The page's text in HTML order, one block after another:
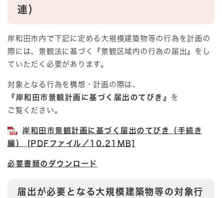
連）
岸和田市内で下記に定める大規模建築物等の行為を計画の
際には、景観法に基づく『景観区域内の行為の届出』をし
ていただく必要があります。
対象となる行為を構想・計画の際は、
『岸和田市景観計画に基づく届出のてびき』 を
ご覧ください 。
岸和田市景観計画に基づく届出のてびき（手続き
編） [PDFファイル／10.21MB]
必要書類のダウンロード
届出が必要となる大規模建築物等の対象行